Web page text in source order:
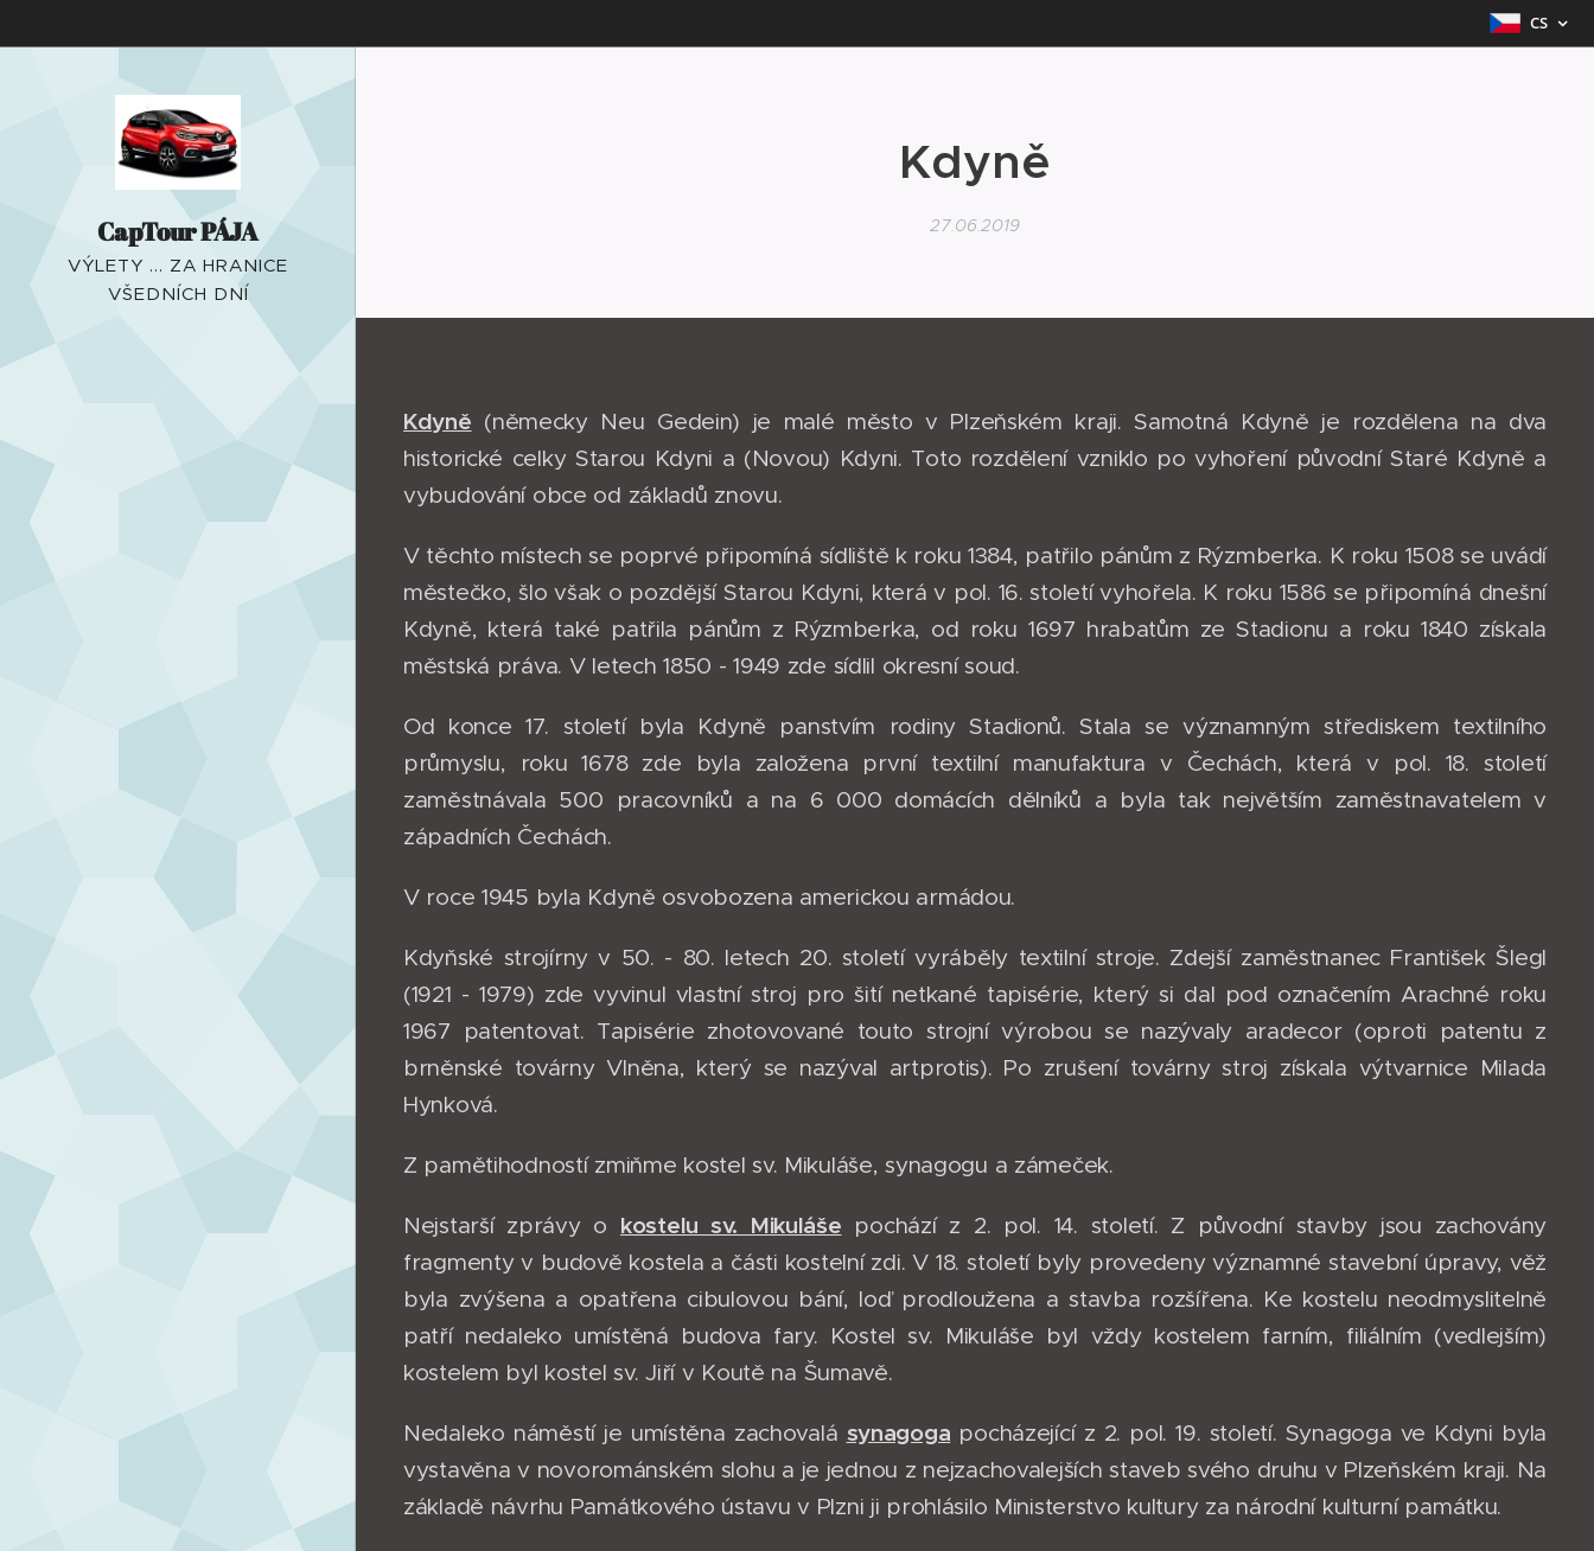
CS
CapTour PÁJA
VÝLETY ... ZA HRANICE
VŠEDNÍCH DNÍ
Kdyně
27.06.2019
Kdyně (německy Neu Gedein) je malé město v Plzeňském kraji. Samotná Kdyně je rozdělena na dva
historické celky Starou Kdyni a (Novou) Kdyni. Toto rozdělení vzniklo po vyhoření původní Staré Kdyně a
vybudování obce od základů znovu.
V těchto místech se poprvé připomíná sídliště k roku 1384, patřilo pánům z Rýzmberka. K roku 1508 se uvádí
městečko, šlo však o pozdější Starou Kdyni, která v pol. 16. století vyhořela. K roku 1586 se připomíná dnešní
Kdyně, která také patřila pánům z Rýzmberka, od roku 1697 hrabatům ze Stadionu a roku 1840 získala
městská práva. V letech 1850 - 1949 zde sídlil okresní soud.
Od konce 17. století byla Kdyně panstvím rodiny Stadionů. Stala se významným střediskem textilního
průmyslu, roku 1678 zde byla založena první textilní manufaktura v Čechách, která v pol. 18. století
zaměstnávala 500 pracovníků a na 6 000 domácích dělníků a byla tak největším zaměstnavatelem v
západních Čechách.
V roce 1945 byla Kdyně osvobozena americkou armádou.
Kdyňské strojírny v 50. - 80. letech 20. století vyráběly textilní stroje. Zdejší zaměstnanec František Šlegl
(1921 - 1979) zde vyvinul vlastní stroj pro šití netkané tapisérie, který si dal pod označením Arachné roku
1967 patentovat. Tapisérie zhotovované touto strojní výrobou se nazývaly aradecor (oproti patentu z
brněnské továrny Vlněna, který se nazýval artprotis). Po zrušení továrny stroj získala výtvarnice Milada
Hynková.
Z pamětihodností zmiňme kostel sv. Mikuláše, synagogu a zámeček.
Nejstarší zprávy o kostelu sv. Mikuláše pochází z 2. pol. 14. století. Z původní stavby jsou zachovány
fragmenty v budově kostela a části kostelní zdi. V 18. století byly provedeny významné stavební úpravy, věž
byla zvýšena a opatřena cibulovou bání, loď prodloužena a stavba rozšířena. Ke kostelu neodmyslitelně
patří nedaleko umístěná budova fary. Kostel sv. Mikuláše byl vždy kostelem farním, filiálním (vedlejším)
kostelem byl kostel sv. Jiří v Koutě na Šumavě.
Nedaleko náměstí je umístěna zachovalá synagoga pocházející z 2. pol. 19. století. Synagoga ve Kdyni byla
vystavěna v novorománském slohu a je jednou z nejzachovalejších staveb svého druhu v Plzeňském kraji. Na
základě návrhu Památkového ústavu v Plzni ji prohlásilo Ministerstvo kultury za národní kulturní památku.